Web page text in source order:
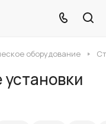
оборудование